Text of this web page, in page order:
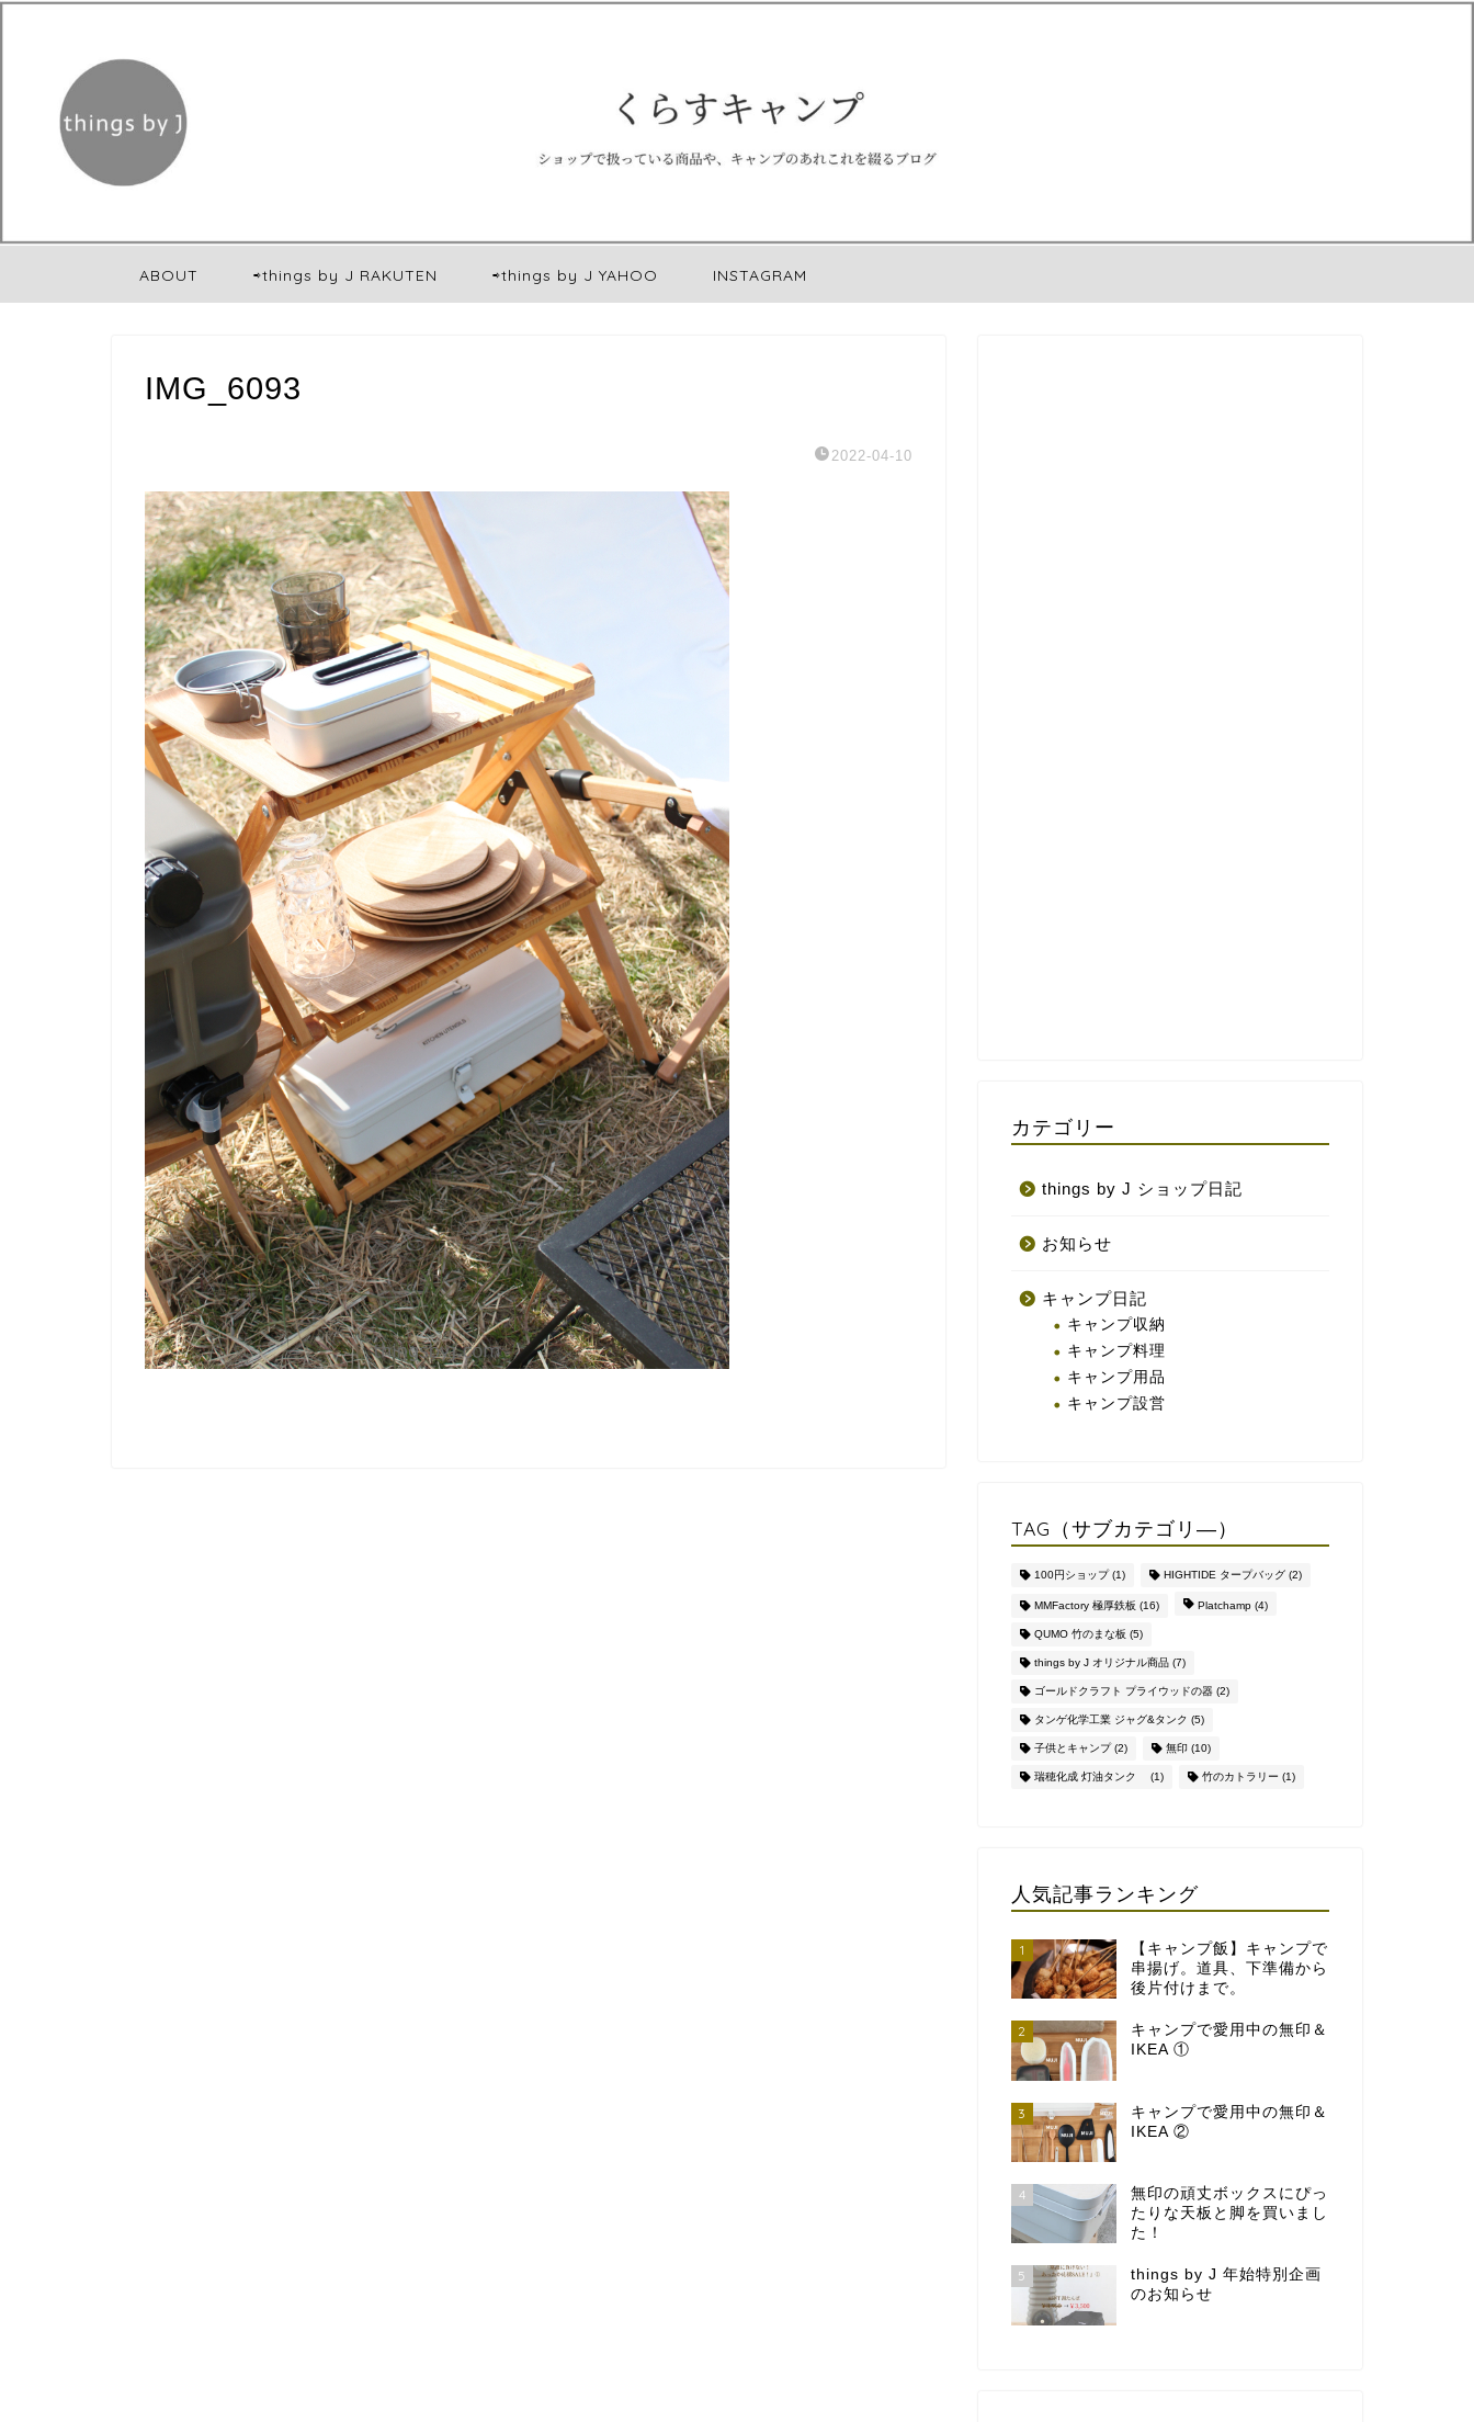
ABOUT ⇨things by J RAKUTEN ⇨things by J YAHOO INSTAGRAM
IMG_6093
2022-04-10
カテゴリー
things by J ショップ日記
お知らせ
キャンプ日記
キャンプ収納
キャンプ料理
キャンプ用品
キャンプ設営
TAG（サブカテゴリ―）
100円ショップ(1) HIGHTIDE タープバッグ(2)
MMFactory 極厚鉄板 (16) Platchamp(4)
QUMO 竹のまな板 (5)
things by J オリジナル商品(7)
ゴールドクラフト プライウッドの器(2)
タンゲ化学工業 ジャグ&タンク (5)
子供とキャンプ(2) 無印 (10)
瑞穂化成 灯油タンク (1) 竹のカトラリー (1)
人気記事ランキング
1
【キャンプ飯】キャンプで
串揚げ。道具、下準備から
後片付けまで。
2
キャンプで愛用中の無印＆
IKEA ①
3
キャンプで愛用中の無印＆
IKEA ②
4
無印の頑丈ボックスにぴっ
たりな天板と脚を買いまし
た！
5
things by J 年始特別企画
のお知らせ